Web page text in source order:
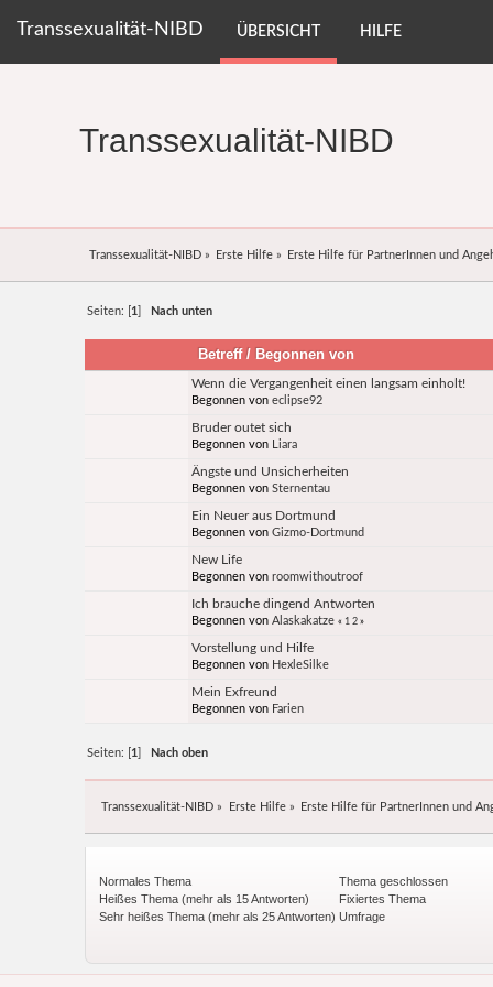
Transsexualität-NIBD ÜBERSICHT HILFE
Transsexualität-NIBD
Transsexualität-NIBD» Erste Hilfe » Erste Hilfe für PartnerInnen und
Seiten: [ 1 Nach unten
Betreff/Begonnen von
Wenn die Vergangenheit einen langsam einholt!
Begonnen voneclipse92
Bruder outet sich
Begonnen von Liara
Ängste und Unsicherheiten
Begonnen vonSternentau
Ein Neuer aus Dortmund
Begonnen vonGizmo-Dortmund
New Life
Begonnen vonroomwithoutroof
Ich brauche dingend Antworten
Begonnen vonAlaskakatze « 1 2 »
Vorstellung und Hilfe
Begonnen von HexleSilke
Mein Exfreund
Begonnen von Farien
Seiten: [ 1 Nach oben
Transsexualität-NIBD » Erste Hilfe» Erste Hilfe für PartnerInnen und
Normales Thema
Heißes Thema (mehr als 15 Antworten)
Sehr heißes Thema (mehr als 25 Antworten)
Thema geschlossen
Fixiertes Thema
Umfrage